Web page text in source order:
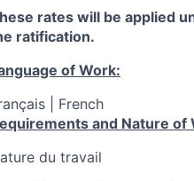
rates will be applied
ratification.
of Work:
| French
and Nature of
du travail